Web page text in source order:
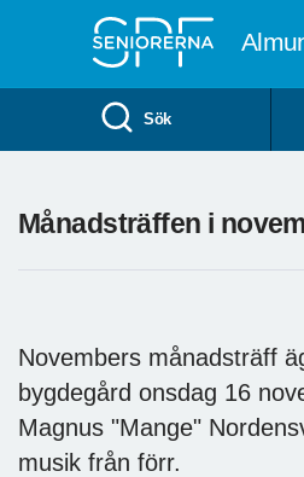
Sök
Månadsträffen i
Novembers månadsträff
bygdegård onsdag 16
Magnus "Mange"
musik från förr.